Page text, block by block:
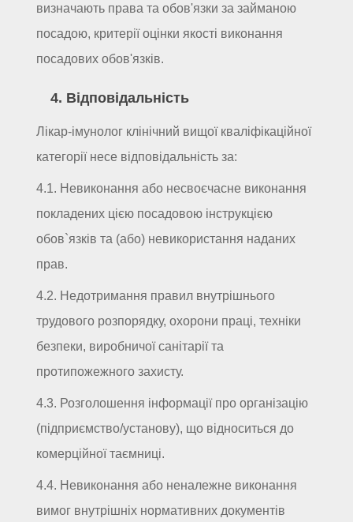
визначають права та обов'язки за займаною
посадою, критерії оцінки якості виконання
посадових обов'язків.
4. Відповідальність
Лікар-імунолог клінічний вищої кваліфікаційної
категорії несе відповідальність за:
4.1. Невиконання або несвоєчасне виконання
покладених цією посадовою інструкцією
обов`язків та (або) невикористання наданих
прав.
4.2. Недотримання правил внутрішнього
трудового розпорядку, охорони праці, техніки
безпеки, виробничої санітарії та
протипожежного захисту.
4.3. Розголошення інформації про організацію
(підприємство/установу), що відноситься до
комерційної таємниці.
4.4. Невиконання або неналежне виконання
вимог внутрішніх нормативних документів